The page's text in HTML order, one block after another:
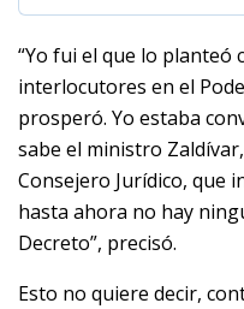
“Yo fui el que lo planteó
interlocutores en el
prosperó. Yo estaba
sabe el ministro
Consejero Jurídico, que
hasta ahora no hay
Decreto”, precisó.
Esto no quiere decir,